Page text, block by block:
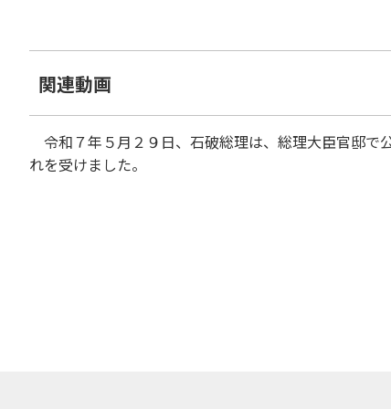
関連動画
令和７年５月２９日、石破総理は、総理大臣官邸で
れを受けました。